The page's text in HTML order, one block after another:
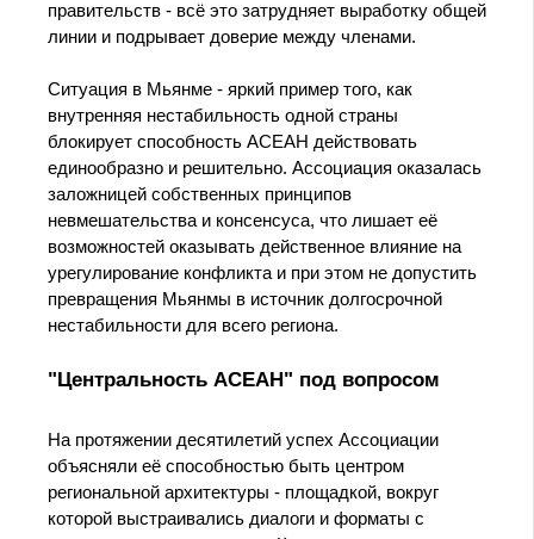
правительств - всё это затрудняет выработку общей
линии и подрывает доверие между членами.
Ситуация в Мьянме - яркий пример того, как
внутренняя нестабильность одной страны
блокирует способность АСЕАН действовать
единообразно и решительно. Ассоциация оказалась
заложницей собственных принципов
невмешательства и консенсуса, что лишает её
возможностей оказывать действенное влияние на
урегулирование конфликта и при этом не допустить
превращения Мьянмы в источник долгосрочной
нестабильности для всего региона.
"Центральность АСЕАН" под вопросом
На протяжении десятилетий успех Ассоциации
объясняли её способностью быть центром
региональной архитектуры - площадкой, вокруг
которой выстраивались диалоги и форматы с